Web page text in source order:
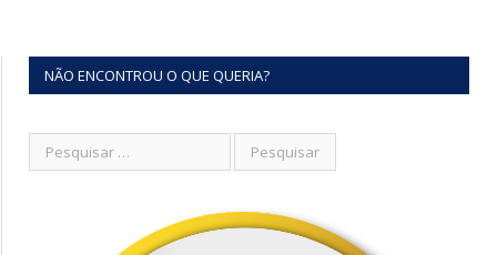
NÃO ENCONTROU O QUE QUERIA?